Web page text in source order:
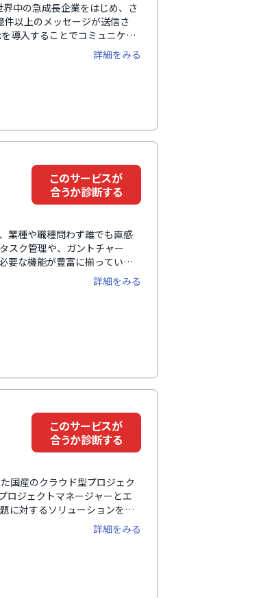
中の急成長企業をはじめ、さ
以上のメッセージが送信さ
導入することでコミュニケー
上が期待されます。また、
か、コーディングなどの専門ス
ールとの連携も簡単に行え
適した柔軟かつ強力なビジネ
詳細をみる
このサービスが
合うか診断する
業種や職種問わず誰でも直感
スク管理や、ガントチャー
要な機能が豊富に揃っている
詳細をみる
このサービスが
合うか診断する
国産のクラウド型プロジェク
ロジェクトマネージャーとエ
に対するソリューションを徹
プロジェクトマネジメントDX
最も重要度の高いスキルの1
クトマネージャーのパート
詳細をみる